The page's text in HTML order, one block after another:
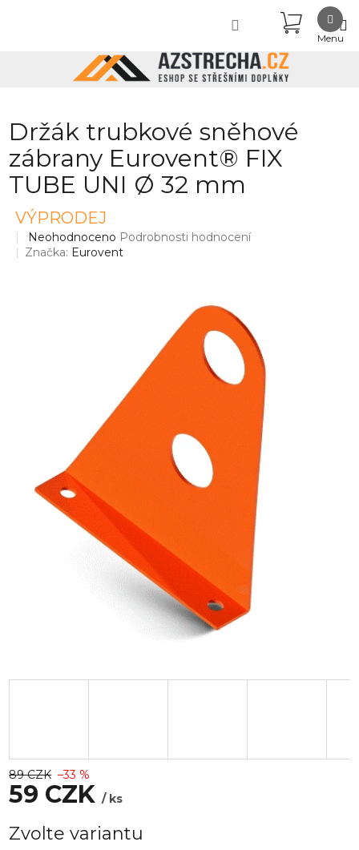
KOŠÍK
Držák trubkové sněhové
zábrany Eurovent® FIX
TUBE UNI Ø 32 mm
VÝPRODEJ
Průměrné
hodnocení
Neohodnoceno Podrobnosti hodnocení
Značka: Eurovent
89 CZK –33 %
59 CZK/ ks
cena:
Zvolte variantu